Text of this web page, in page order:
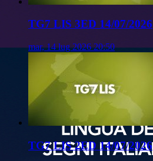
TG7 LIS 3ED 14/07/2026
mar, 14 lug 2026 20:50
TG7 LIS 2ED 14/07/2026